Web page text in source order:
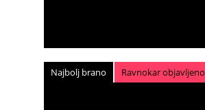
Najbolj brano Ravnokar objavljeno